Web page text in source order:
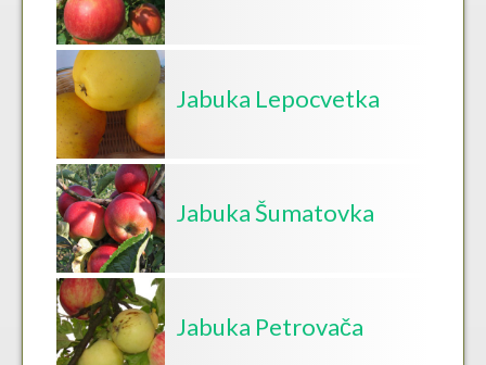
Jabuka Lepocvetka
Jabuka Šumatovka
Jabuka Petrovača